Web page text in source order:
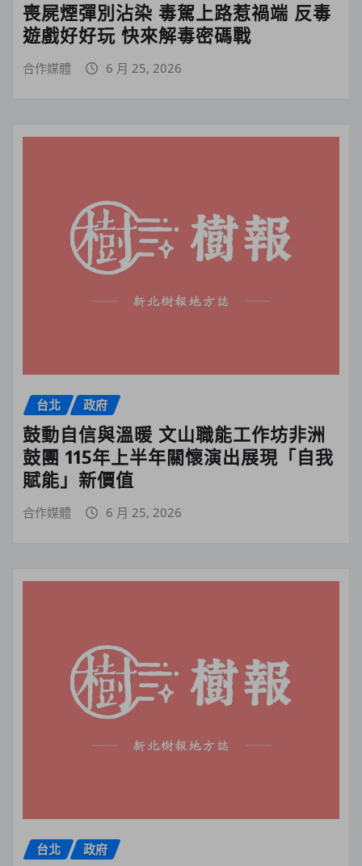
喪屍煙彈別沾染 毒駕上路惹禍端 反毒
遊戲好好玩 快來解毒密碼戰
合作媒體 6 月 25, 2026
台北 政府
鼓動自信與溫暖 文山職能工作坊非洲
鼓團 115年上半年關懷演出展現「自我
賦能」新價值
合作媒體 6 月 25, 2026
台北 政府